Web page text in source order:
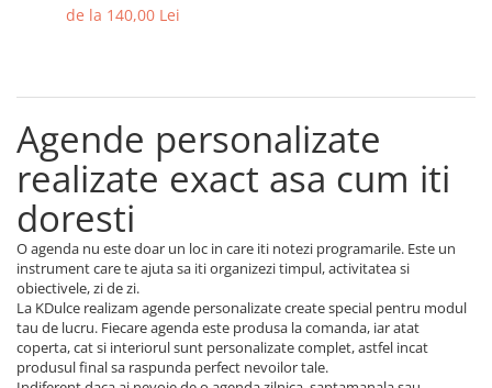
de la 140,00 Lei
Agende personalizate
realizate exact asa cum iti
doresti
O agenda nu este doar un loc in care iti notezi programarile. Este un
instrument care te ajuta sa iti organizezi timpul, activitatea si
obiectivele, zi de zi.
La KDulce realizam agende personalizate create special pentru modul
tau de lucru. Fiecare agenda este produsa la comanda, iar atat
coperta, cat si interiorul sunt personalizate complet, astfel incat
produsul final sa raspunda perfect nevoilor tale.